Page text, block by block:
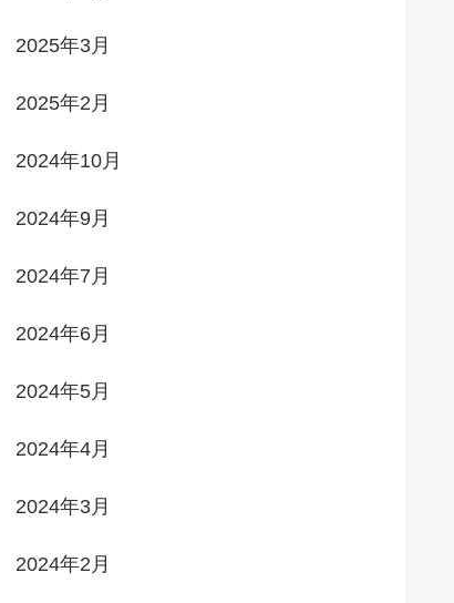
2025年3月
2025年2月
2024年10月
2024年9月
2024年7月
2024年6月
2024年5月
2024年4月
2024年3月
2024年2月